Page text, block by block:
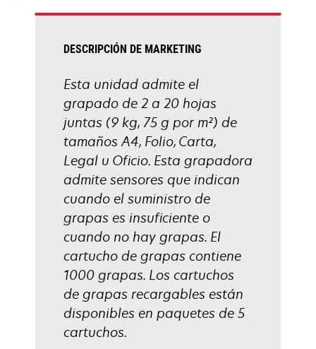
DESCRIPCIÓN DE MARKETING
Esta unidad admite el
grapado de 2 a 20 hojas
juntas (9 kg, 75 g por m²) de
tamaños A4, Folio, Carta,
Legal u Oficio. Esta grapadora
admite sensores que indican
cuando el suministro de
grapas es insuficiente o
cuando no hay grapas. El
cartucho de grapas contiene
1000 grapas. Los cartuchos
de grapas recargables están
disponibles en paquetes de 5
cartuchos.